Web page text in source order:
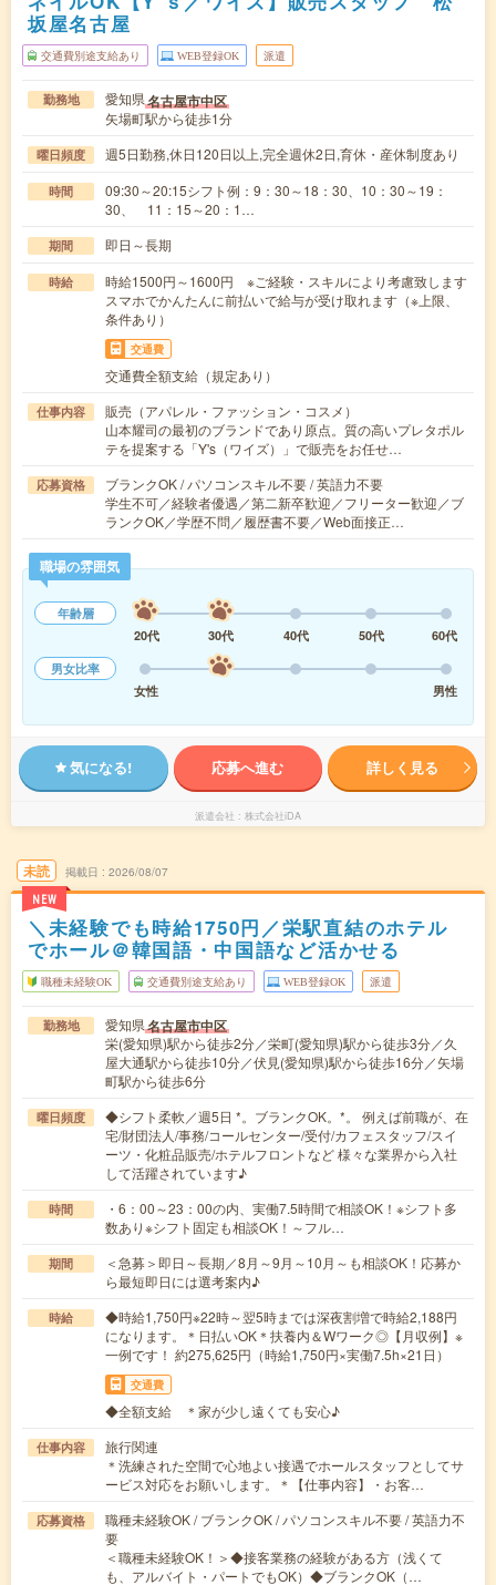
坂屋名古屋
交通費別途支給あり WEB登録OK 派遣
勤務地 愛知県名古屋市中区
矢場町駅から徒歩1分
曜日頻度 週5日勤務,休日120日以上,完全週休2日,育休・産休制度あり
時間
09:30～20:15シフト例：9：30～18：30、10：30～19：
30、 11：15～20：1…
期間 即日～長期
時給
時給1500円～1600円 ※ご経験・スキルにより考慮致します
スマホでかんたんに前払いで給与が受け取れます（※上限、
条件あり）
交通費
交通費全額支給（規定あり）
仕事内容
販売（アパレル・ファッション・コスメ）
山本耀司の最初のブランドであり原点。質の高いプレタポル
テを提案する「Y's（ワイズ）」で販売をお任せ…
応募資格
ブランクOK / パソコンスキル不要 / 英語力不要
学生不可／経験者優遇／第二新卒歓迎／フリーター歓迎／ブ
ランクOK／学歴不問／履歴書不要／Web面接正…
職場の雰囲気
年齢層
20代
30代 40代 50代
60代
男女比率
女性
男性
気になる! 応募へ進む 詳しく見る
派遣会社 株式会社iDA
未読
NEW
掲載日 2026/08/07
＼未経験でも時給1750円／栄駅直結のホテル
でホール＠韓国語・中国語など活かせる
職種未経験OK 交通費別途支給あり WEB登録OK 派遣
勤務地 愛知県名古屋市中区
栄(愛知県)駅から徒歩2分／栄町(愛知県)駅から徒歩3分／久
屋大通駅から徒歩10分／伏見(愛知県)駅から徒歩16分／矢場
町駅から徒歩6分
曜日頻度
◆シフト柔軟／週5日 *。ブランクOK。*。 例えば前職が、在
宅/財団法人/事務/コールセンター/受付/カフェスタッフ/スイ
ーツ・化粧品販売/ホテルフロントなど 様々な業界から入社
して活躍されています♪
時間
・6：00～23：00の内、実働7.5時間で相談OK！※シフト多
数あり※シフト固定も相談OK！～フル…
期間
＜急募＞即日～長期／8月～9月～10月～も相談OK！応募か
ら最短即日には選考案内♪
時給
◆時給1,750円※22時～翌5時までは深夜割増で時給2,188円
になります。＊日払いOK＊扶養内＆Wワーク◎【月収例】※
一例です！ 約275,625円（時給1,750円×実働7.5h×21日）
交通費
◆全額支給 ＊家が少し遠くても安心♪
仕事内容
旅行関連
＊洗練された空間で心地よい接遇でホールスタッフとしてサ
ービス対応をお願いします。＊【仕事内容】・お客…
応募資格
職種未経験OK / ブランクOK / パソコンスキル不要 / 英語力不
要
＜職種未経験OK！＞◆接客業務の経験がある方（浅くて
も、アルバイト・パートでもOK）◆ブランクOK（…